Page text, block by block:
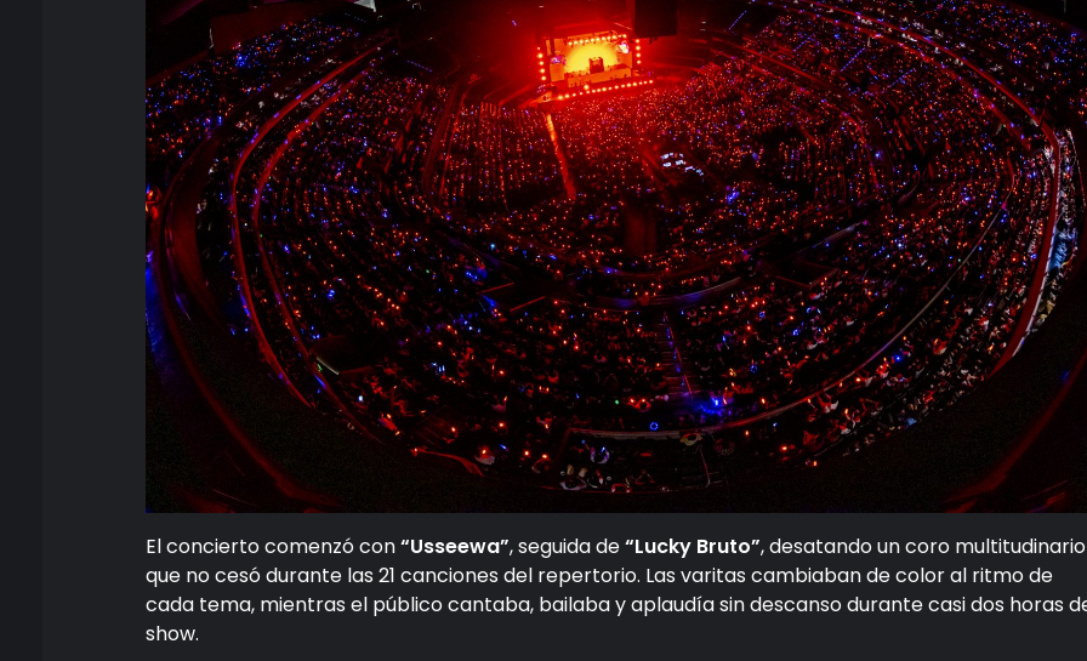
El concierto comenzó con“Usseewa”, seguida de“Lucky Bruto”, desatando un coro multitudinario
que no cesó durante las 21 canciones del repertorio. Las varitas cambiaban de color al ritmo de
cada tema, mientras el público cantaba, bailaba y aplaudía sin descanso durante casi dos horas
show.